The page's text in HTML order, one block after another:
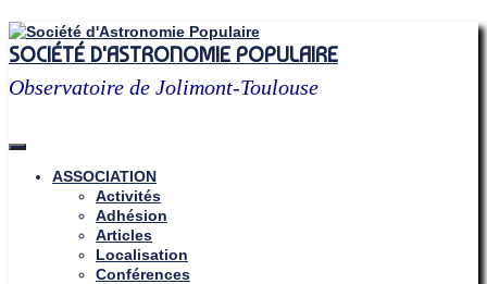
Skip
to
content
SOCIÉTÉ D'ASTRONOMIE POPULAIRE
Observatoire de Jolimont-Toulouse
ASSOCIATION
Activités
Adhésion
Articles
Localisation
Conférences